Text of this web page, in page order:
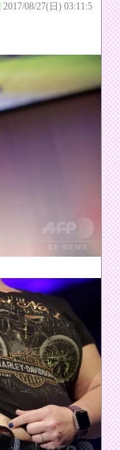
2017/08/27(日) 03:11:5